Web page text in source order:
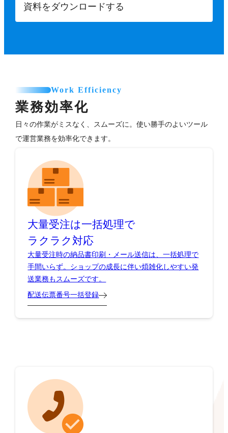
業務効率化
日々の作業がミスなく、スムーズに。使い勝手のよいツール
で運営業務を効率化できます。
大量受注は一括処理で
ラクラク対応
大量受注時の納品書印刷・メール送信は、一括処理で
手間いらず。ショップの成長に伴い煩雑化しやすい発
送業務もスムーズです。
配送伝票番号一括登録
電話・FAXでの受注も